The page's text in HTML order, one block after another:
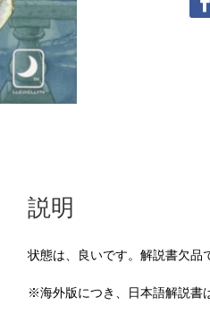
説明
状態は、良いです。解説書欠品
※海外版につき、日本語解説書